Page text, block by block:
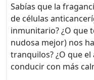
Sabías que la
de células
inmunitario? ¿O que
nudosa mejor) nos
tranquilos? ¿O que
conducir con más